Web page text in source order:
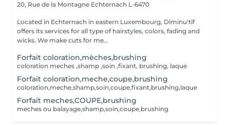
20, Rue de la Montagne Echternach L-6470
Located in Echternach in eastern Luxembourg, Diminu'tif
offers its services for all type of hairstyles, colors, fading and
wicks. We make cuts for me...
Forfait coloration,mèches,brushing
coloration meches ,shamp ,soin ,fixant, brushing, laque
Forfait coloration,meche,coupe,brushing
coloration,meche,shamp,soin,coupe,fixant,brushing,laque
Forfait meches,COUPE,brushing
meches ou balayage,shamp,soin,coupe,brushing